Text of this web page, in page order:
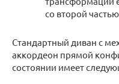
со второй
Стандартный диван с
аккордеон прямой
состоянии имеет